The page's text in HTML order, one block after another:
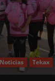
Noticias Tekax